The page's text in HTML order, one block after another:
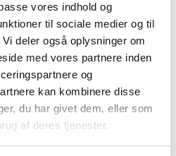
vores indhold og
til sociale medier og til
deler også oplysninger om
med vores partnere inden
og
kan kombinere disse
du har givet dem, eller som
af deres tjenester.
KaVo guldfang til
spytfontæne
Log ind for at se priser